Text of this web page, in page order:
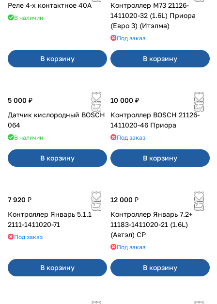
Реле 4-х контактное 40А
В наличии
В корзину
Контроллер М73 21126-
1411020-32 (1.6L) Приора
(Евро 3) (Итэлма)
Под заказ
В корзину
5 000 ₽
Датчик кислородный BOSCH
064
В наличии
В корзину
10 000 ₽
Контроллер BOSCH 21126-
1411020-46 Приора
Под заказ
В корзину
7 920 ₽
Контроллер Январь 5.1.1
2111-1411020-71
Под заказ
В корзину
12 000 ₽
Контроллер Январь 7.2+
11183-1411020-21 (1.6L)
(Автэл) СР
Под заказ
В корзину